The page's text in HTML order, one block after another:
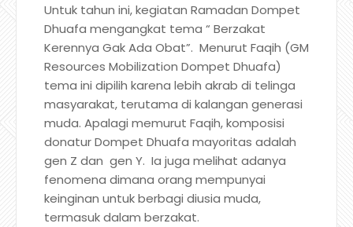
Untuk tahun ini, kegiatan Ramadan Dompet
Dhuafa mengangkat tema “ Berzakat
Kerennya Gak Ada Obat”. Menurut Faqih (GM
Resources Mobilization Dompet Dhuafa)
tema ini dipilih karena lebih akrab di telinga
masyarakat, terutama di kalangan generasi
muda. Apalagi memurut Faqih, komposisi
donatur Dompet Dhuafa mayoritas adalah
gen Z dan gen Y. Ia juga melihat adanya
fenomena dimana orang mempunyai
keinginan untuk berbagi diusia muda,
termasuk dalam berzakat.